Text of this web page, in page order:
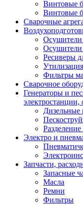
Винтовые
Винтовые
Сварочные
Осушители
Осушители
Ресиверы
Фильтры
Сварочное
Генераторы и
электростанции,
Дизельные
Разделение
Электро и
Запчасти,
Запасные
Масла
Ремни
Фильтры